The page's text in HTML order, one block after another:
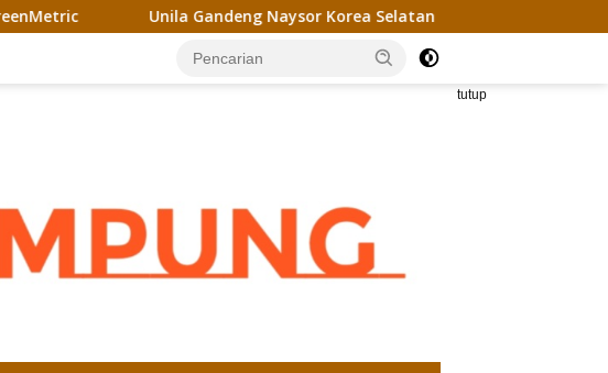
Unila Gandeng Naysor Korea Selatan Gagas Riset Pelet Biomassa Sawit
tutup